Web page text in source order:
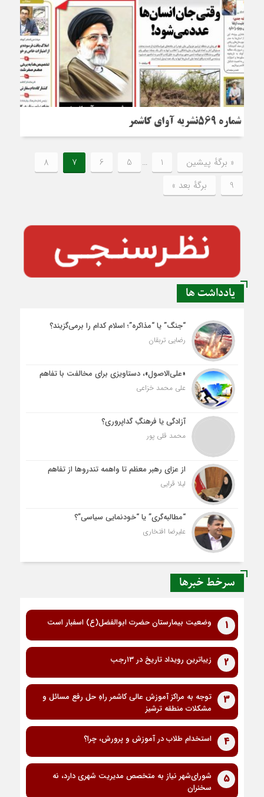
شماره 569نشریه آوای کاشمر
« برگه‌ٔ پیشین 1
…
5
6
7
8
9
برگهٔ بعد »
یادداشت ها
“جنگ” یا “مذاکره”؛ اسلام کدام را برمی‌گزیند؟
رضایی تربقان
«علی‌الاصول»، دستاویزی برای مخالفت با تفاهم
علی محمد خزاعی
آزادگی یا فرهنگِ گداپروری؟
محمد قلی پور
از عزای رهبر معظم تا واهمه تندروها از تفاهم
لیلا قرایی
“مطالبه‌گری” یا “خودنمایی سیاسی”؟
علیرضا افتخاری
سرخط خبرها
1 وضعیت بیمارستان حضرت ابوالفضل(ع) اسفبار است
2 زیباترین رویداد تاریخ در ۱۳رجب
3
توجه به مراکز آموزش عالی کاشمر راهِ حل رفع مسائل و
مشکلات منطقه ترشیز
4 استخدام طلاب در آموزش و پرورش، چرا؟
5
شورای‌شهر نیاز به متخصص مدیریت شهری دارد، نه
سخنران